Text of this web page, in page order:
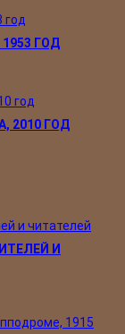
ГОД
2010 ГОД
И